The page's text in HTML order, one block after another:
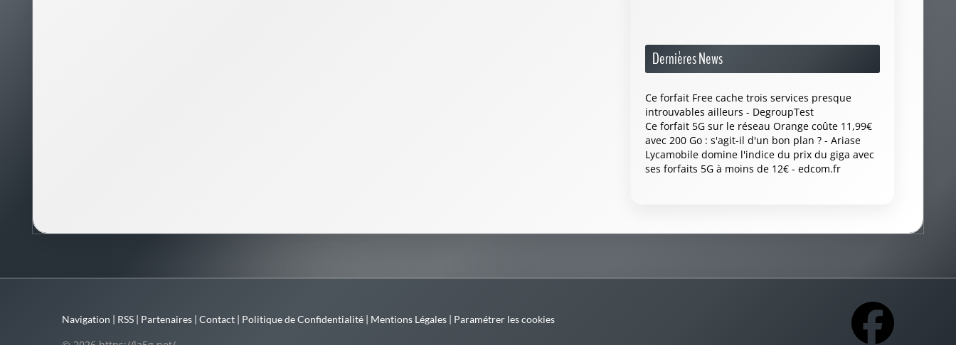
Dernières News
Ce forfait Free cache trois services presque
introuvables ailleurs - DegroupTest
Ce forfait 5G sur le réseau Orange coûte 11,99€
avec 200 Go : s'agit-il d'un bon plan ? - Ariase
Lycamobile domine l'indice du prix du giga avec
ses forfaits 5G à moins de 12€ - edcom.fr
Navigation RSS Partenaires Contact Politique de Confidentialité Mentions Légales Paramétrer les cookies